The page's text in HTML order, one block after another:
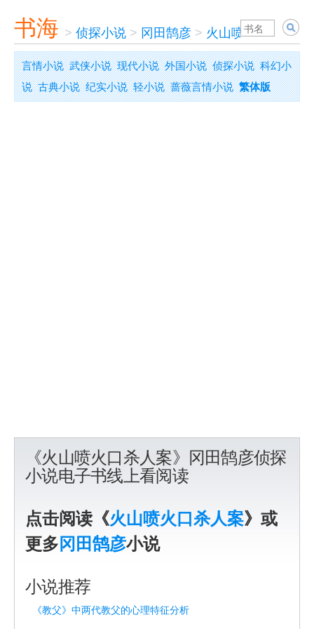
书海 > 侦探小说 > 冈田鹄彦 > 火山喷火口杀人案
言情小说 武侠小说 现代小说 外国小说 侦探小说 科幻小
说 古典小说 纪实小说 轻小说 蔷薇言情小说 繁体版
《火山喷火口杀人案》冈田鹄彦侦探
小说电子书线上看阅读
点击阅读《火山喷火口杀人案》或
更多 冈田鹄彦小说
小说推荐
《教父》中两代教父的心理特征分析